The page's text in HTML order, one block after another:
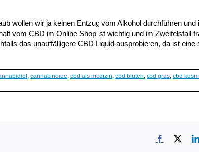
wollen wir ja keinen Entzug vom Alkohol durchführen und
vom CBD im Online Shop ist wichtig und im Zweifelsfall
das unauffälligere CBD Liquid ausprobieren, da ist eine
, cannabinoide, cbd als medizin, cbd blüten, cbd gras, cbd
Facebook
X